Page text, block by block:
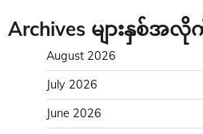
Archives များနှစ်အ
August 2026
July 2026
June 2026